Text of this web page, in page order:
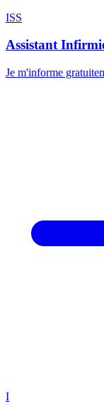
ISS
Assistant
Je m'informe
I